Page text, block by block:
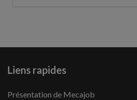
Liens rapides
Présentation de Mecajob